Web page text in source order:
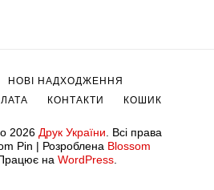
2026 Друк України. Всі права
Pin | Розроблена Blossom
на WordPress.
НОВІ НАДХОДЖЕННЯ
КОНТАКТИ КОШИК